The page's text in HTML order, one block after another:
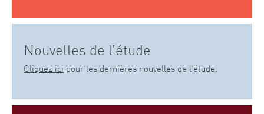
Nouvelles de l’étude
Cliquez ici pour les dernières nouvelles de l’étude.